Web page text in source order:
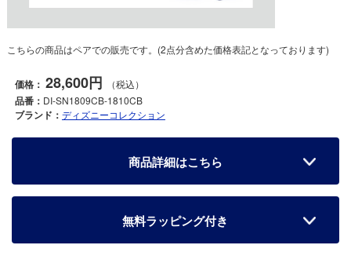
こちらの商品はペアでの販売です。(2点分含めた価格表記となっております)
価格： 28,600円 （税込）
品番： DI-SN1809CB-1810CB
ブランド： ディズニーコレクション
商品詳細はこちら
無料ラッピング付き